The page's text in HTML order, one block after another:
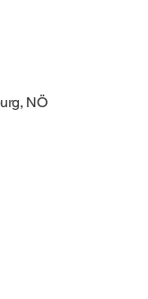
NÖ